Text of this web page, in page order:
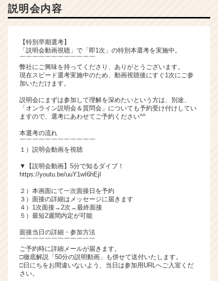
ス
カ
ト
が
届
く
活
サ
イ
チ
ア
ャ
ア
（C
h
e
C
a
説明会内容
【特別早期選考】
「説明会動画視聴」で「即1次」の特別本選考を実施中。
￣￣￣￣￣￣￣￣￣￣￣￣
弊社にご興味を持ってくださり、ありがとうございます。
現在スピード選考実施中のため、動画視聴後にすぐ1次にご参
加いただけます。
説明会にまずは参加して理解を深めたいという方は、別途、
「オンライン説明会＆質問会」についても予約受け付けしてい
ますので、選考にあわせてご予約ください^^
本選考の流れ
￣￣￣￣￣￣￣￣￣￣￣￣
１）説明会動画を視聴
▼【説明会動画】5分で知るダイブ！
https://youtu.be/uuY1wI6hEjI
２）本画面にて一次面接日を予約
３）面接の詳細はメッセージに届きます
４）1次面接→2次→最終面接
５）最短2週間内定が可能
面接当日の詳細・参加方法
￣￣￣￣￣￣￣￣￣￣￣￣
ご予約時に詳細メールが届きます。
□徹底解説「50分の説明動画」も併せて送付いたします。
□日にちをお間違いないよう、当日は参加用URLへご入室くだ
さい。